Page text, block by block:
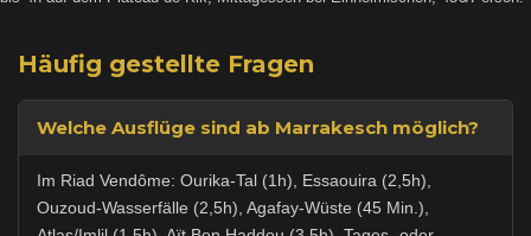
Häufig gestellte Fragen
Welche Ausflüge sind ab Marrakesch möglich?
Im Riad Vendôme: Ourika-Tal (1h), Essaouira (2,5h),
Ouzoud-Wasserfälle (2,5h), Agafay-Wüste (45 Min.),